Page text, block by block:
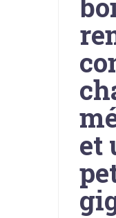
et